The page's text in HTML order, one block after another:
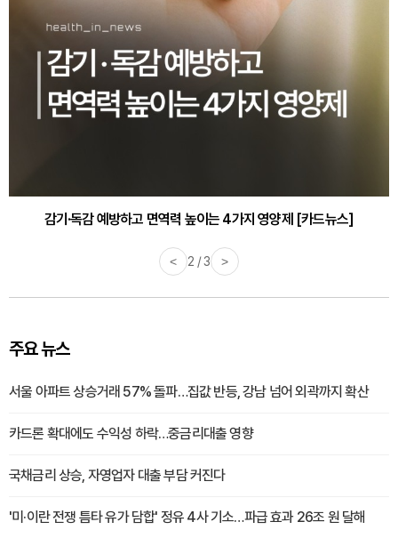
감기·독감 예방하고 면역력 높이는 4가지 영양제 [카드뉴스]
< 3 / 3 >
주요 뉴스
서울 아파트 상승거래 57% 돌파…집값 반등, 강남 넘어 외곽까지 확산
카드론 확대에도 수익성 하락…중금리대출 영향
국채금리 상승, 자영업자 대출 부담 커진다
'미·이란 전쟁 틈타 유가 담합' 정유 4사 기소…파급 효과 26조 원 달해